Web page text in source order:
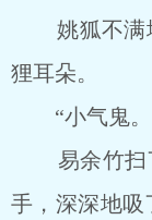
姚狐不满地
狸耳朵。
“小气鬼。
易余竹扫了
手，深深地吸